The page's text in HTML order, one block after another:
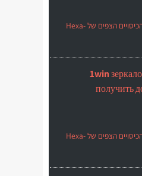
סיכום הניסוי ב'מקורות': בחינת הכיסויים הצפים של Hexa-
1win
получить
סיכום הניסוי ב'מקורות': בחינת הכיסויים הצפים של Hexa-